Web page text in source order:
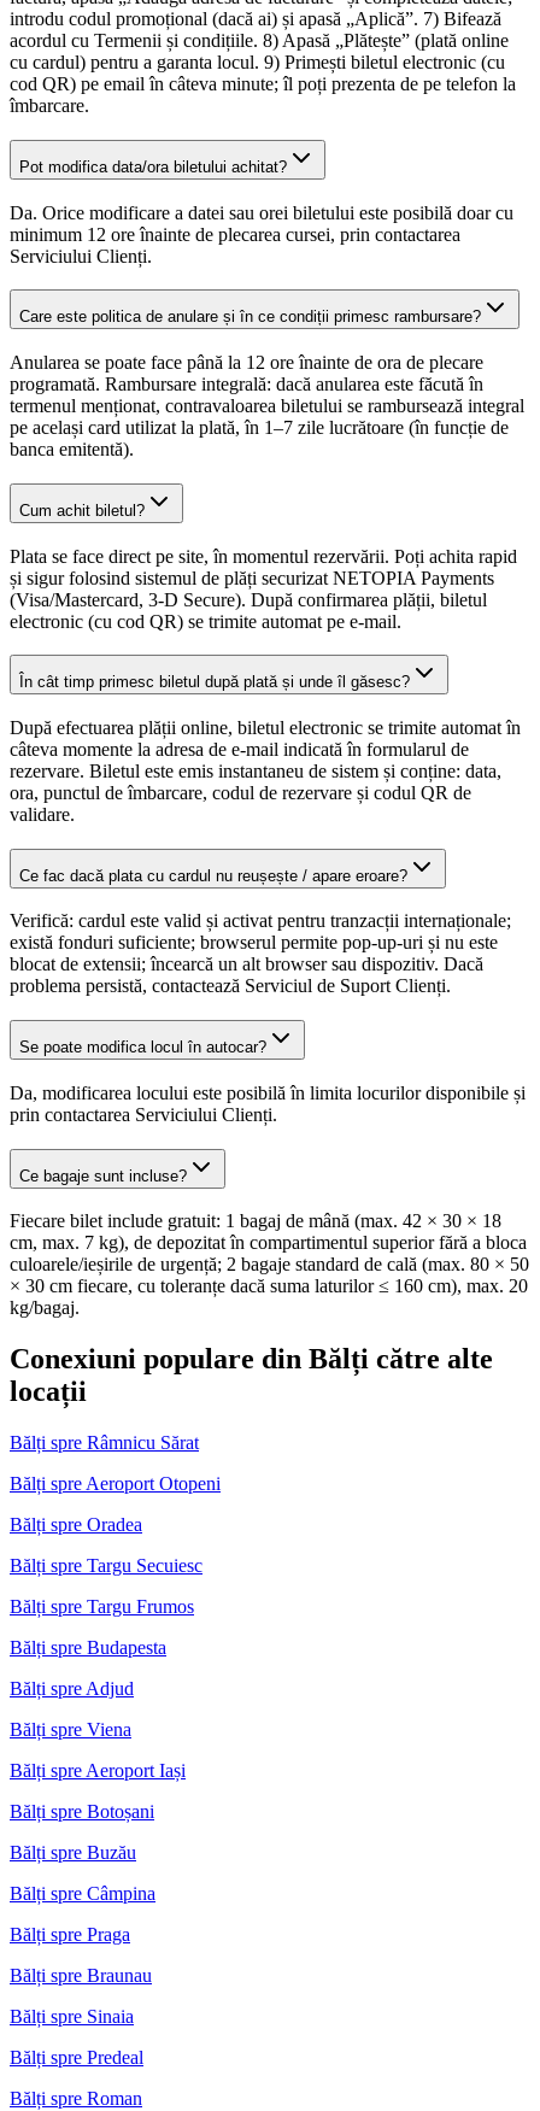
introdu codul promoțional (dacă ai) și apasă „Aplică”. 7) Bifează
acordul cu Termenii și condițiile. 8) Apasă „Plătește” (plată online
cu cardul) pentru a garanta locul. 9) Primești biletul electronic (cu
cod QR) pe email în câteva minute; îl poți prezenta de pe telefon la
îmbarcare.
Pot modifica data/ora biletului achitat?
Da. Orice modificare a datei sau orei biletului este posibilă doar cu
minimum 12 ore înainte de plecarea cursei, prin contactarea
Serviciului Clienți.
Care este politica de anulare și în ce condiții primesc rambursare?
Anularea se poate face până la 12 ore înainte de ora de plecare
programată. Rambursare integrală: dacă anularea este făcută în
termenul menționat, contravaloarea biletului se rambursează integral
pe același card utilizat la plată, în 1–7 zile lucrătoare (în funcție de
banca emitentă).
Cum achit biletul?
Plata se face direct pe site, în momentul rezervării. Poți achita rapid
și sigur folosind sistemul de plăți securizat NETOPIA Payments
(Visa/Mastercard, 3-D Secure). După confirmarea plății, biletul
electronic (cu cod QR) se trimite automat pe e-mail.
În cât timp primesc biletul după plată și unde îl găsesc?
După efectuarea plății online, biletul electronic se trimite automat în
câteva momente la adresa de e-mail indicată în formularul de
rezervare. Biletul este emis instantaneu de sistem și conține: data,
ora, punctul de îmbarcare, codul de rezervare și codul QR de
validare.
Ce fac dacă plata cu cardul nu reușește / apare eroare?
Verifică: cardul este valid și activat pentru tranzacții internaționale;
există fonduri suficiente; browserul permite pop-up-uri și nu este
blocat de extensii; încearcă un alt browser sau dispozitiv. Dacă
problema persistă, contactează Serviciul de Suport Clienți.
Se poate modifica locul în autocar?
Da, modificarea locului este posibilă în limita locurilor disponibile și
prin contactarea Serviciului Clienți.
Ce bagaje sunt incluse?
Fiecare bilet include gratuit: 1 bagaj de mână (max. 42 × 30 × 18
cm, max. 7 kg), de depozitat în compartimentul superior fără a bloca
culoarele/ieșirile de urgență; 2 bagaje standard de cală (max. 80 × 50
× 30 cm fiecare, cu toleranțe dacă suma laturilor ≤ 160 cm), max. 20
kg/bagaj.
Conexiuni populare din Bălți către alte
locații
Bălți spre Râmnicu Sărat
Bălți spre Aeroport Otopeni
Bălți spre Oradea
Bălți spre Targu Secuiesc
Bălți spre Targu Frumos
Bălți spre Budapesta
Bălți spre Adjud
Bălți spre Viena
Bălți spre Aeroport Iași
Bălți spre Botoșani
Bălți spre Buzău
Bălți spre Câmpina
Bălți spre Praga
Bălți spre Braunau
Bălți spre Sinaia
Bălți spre Predeal
Bălți spre Roman